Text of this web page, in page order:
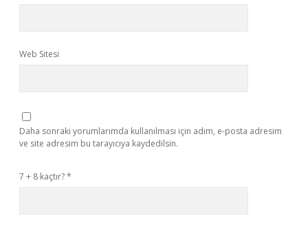
Web Sitesi
Daha sonraki yorumlarımda kullanılması için adım, e-posta adresim
ve site adresim bu tarayıcıya kaydedilsin.
7 + 8 kaçtır?*